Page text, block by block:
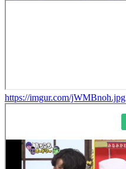
https://imgur.com/jWMBnoh.jpg